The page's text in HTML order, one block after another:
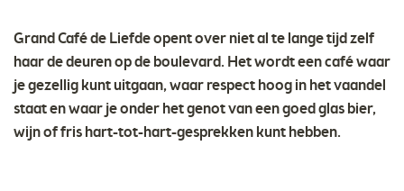
Grand Café de Liefde opent over niet al te lange tijd zelf
haar de deuren op de boulevard. Het wordt een café waar
je gezellig kunt uitgaan, waar respect hoog in het vaandel
staat en waar je onder het genot van een goed glas bier,
wijn of fris hart-tot-hart-gesprekken kunt hebben.